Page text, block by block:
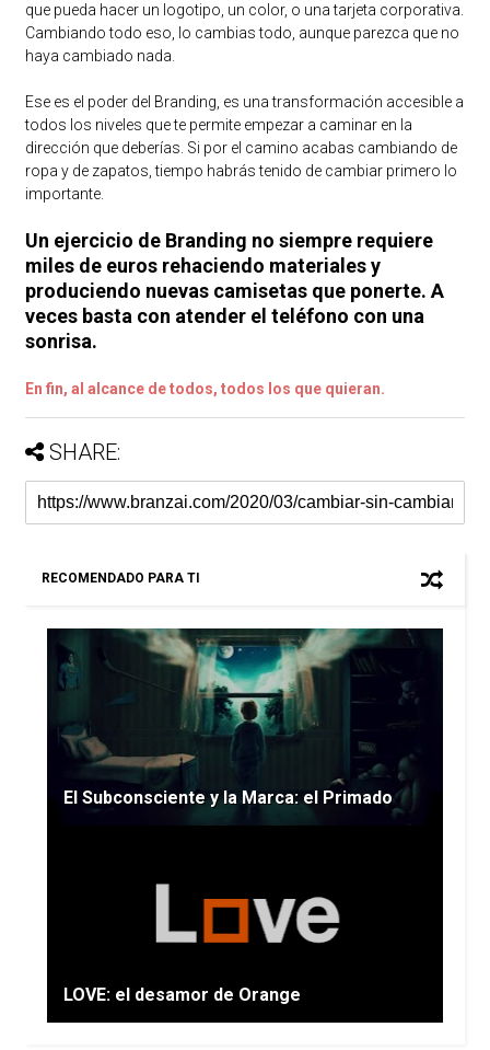
que pueda hacer un logotipo, un color, o una tarjeta corporativa.
Cambiando todo eso, lo cambias todo, aunque parezca que no
haya cambiado nada.
Ese es el poder del Branding, es una transformación accesible a
todos los niveles que te permite empezar a caminar en la
dirección que deberías. Si por el camino acabas cambiando de
ropa y de zapatos, tiempo habrás tenido de cambiar primero lo
importante.
Un ejercicio de Branding no siempre requiere
miles de euros rehaciendo materiales y
produciendo nuevas camisetas que ponerte. A
veces basta con atender el teléfono con una
sonrisa.
En fin, al alcance de todos, todos los que quieran.
SHARE:
RECOMENDADO PARA TI
El Subconsciente y la Marca: el Primado
LOVE: el desamor de Orange